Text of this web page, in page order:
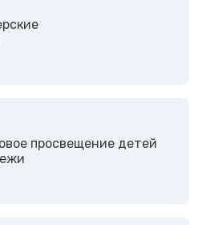
просвещение детей